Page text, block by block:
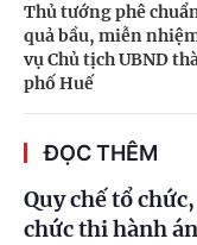
Thủ tướng phê
quả bầu, miễn
vụ Chủ tịch UBND
phố Huế
ĐỌC THÊM
Quy chế tổ
chức thi hành